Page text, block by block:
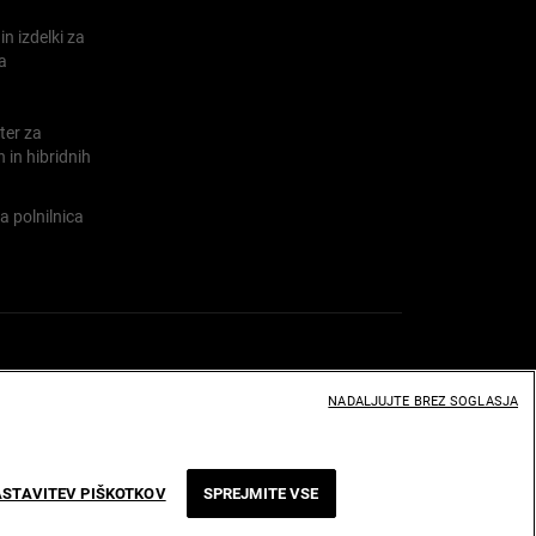
izdelki za
za
in hibridnih
polnilnica
PIŠKOTKOV SPREJMITE VSE
NADALJUJTE BREZ SOGLASJA